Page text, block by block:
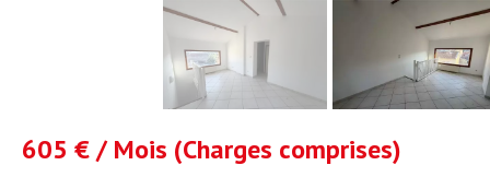
605 € / Mois (Charges comprises)